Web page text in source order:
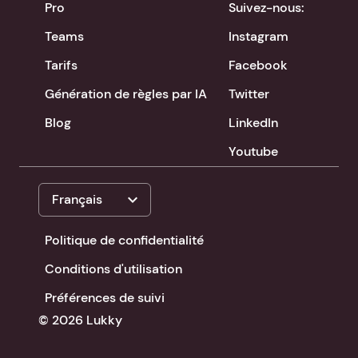
Pro
Teams
Tarifs
Génération de règles par IA
Blog
Suivez-nous:
Instagram
Facebook
Twitter
LinkedIn
Youtube
Français expand_more
Politique de confidentialité
Conditions d'utilisation
Préférences de suivi
© 2026 Lukky